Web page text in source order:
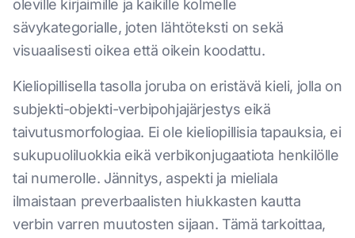
oleville kirjaimille ja kaikille kolmelle
sävykategorialle, joten lähtöteksti on sekä
visuaalisesti oikea että oikein koodattu.
Kieliopillisella tasolla joruba on eristävä kieli, jolla on
subjekti-objekti-verbipohjajärjestys eikä
taivutusmorfologiaa. Ei ole kieliopillisia tapauksia, ei
sukupuoliluokkia eikä verbikonjugaatiota henkilölle
tai numerolle. Jännitys, aspekti ja mieliala
ilmaistaan preverbaalisten hiukkasten kautta
verbin varren muutosten sijaan. Tämä tarkoittaa,